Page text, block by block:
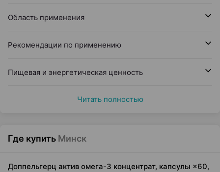
Область применения
Рекомендации по применению
Пищевая и энергетическая ценность
Читать полностью
Где купить Минск
Доппельгерц актив омега-3 концентрат, капсулы ×60,